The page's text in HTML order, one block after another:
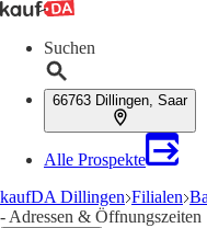
Suchen
66763 Dillingen, Saar
Alle Prospekte
kaufDA Dillingen Filialen
- Adressen & Öffnungszeiten